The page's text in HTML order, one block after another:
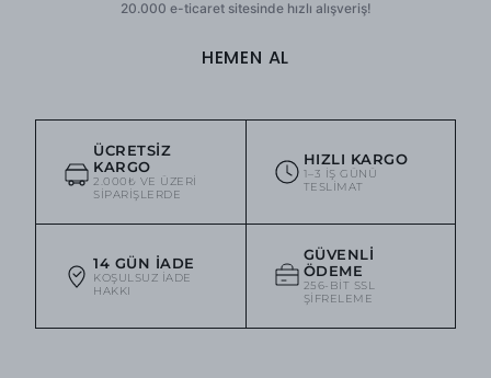
HEMEN AL
ÜCRETSIZ
KARGO
2.000₺ VE ÜZERI
SIPARIŞLERDE
HIZLI KARGO
1–3 IŞ GÜNÜ
TESLIMAT
14 GÜN İADE
KOŞULSUZ IADE
HAKKI
GÜVENLI
ÖDEME
256-BIT SSL
ŞIFRELEME